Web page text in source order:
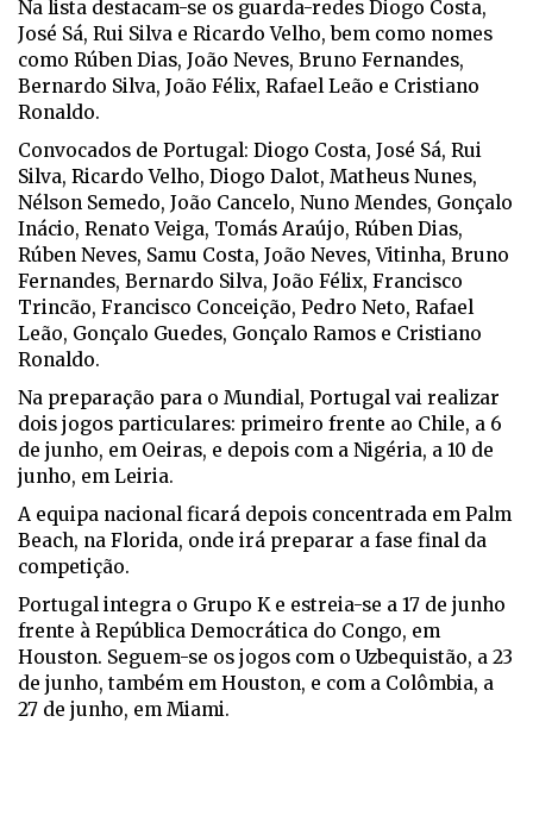
Na lista destacam-se os guarda-redes Diogo Costa,
José Sá, Rui Silva e Ricardo Velho, bem como nomes
como Rúben Dias, João Neves, Bruno Fernandes,
Bernardo Silva, João Félix, Rafael Leão e Cristiano
Ronaldo.
Convocados de Portugal: Diogo Costa, José Sá, Rui
Silva, Ricardo Velho, Diogo Dalot, Matheus Nunes,
Nélson Semedo, João Cancelo, Nuno Mendes, Gonçalo
Inácio, Renato Veiga, Tomás Araújo, Rúben Dias,
Rúben Neves, Samu Costa, João Neves, Vitinha, Bruno
Fernandes, Bernardo Silva, João Félix, Francisco
Trincão, Francisco Conceição, Pedro Neto, Rafael
Leão, Gonçalo Guedes, Gonçalo Ramos e Cristiano
Ronaldo.
Na preparação para o Mundial, Portugal vai realizar
dois jogos particulares: primeiro frente ao Chile, a 6
de junho, em Oeiras, e depois com a Nigéria, a 10 de
junho, em Leiria.
A equipa nacional ficará depois concentrada em Palm
Beach, na Florida, onde irá preparar a fase final da
competição.
Portugal integra o Grupo K e estreia-se a 17 de junho
frente à República Democrática do Congo, em
Houston. Seguem-se os jogos com o Uzbequistão, a 23
de junho, também em Houston, e com a Colômbia, a
27 de junho, em Miami.